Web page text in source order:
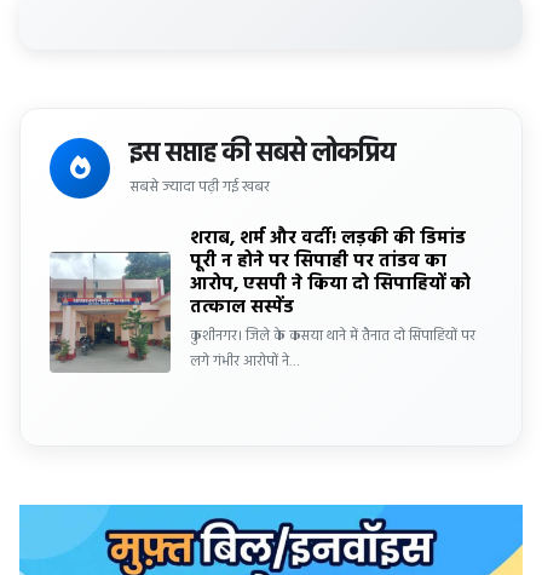
इस सप्ताह की सबसे लोकप्रिय
सबसे ज्यादा पढ़ी गई खबर
शराब, शर्म और वर्दी! लड़की की डिमांड
पूरी न होने पर सिपाही पर तांडव का
आरोप, एसपी ने किया दो सिपाहियों को
तत्काल सस्पेंड
कुशीनगर। जिले के कसया थाने में तैनात दो सिपाहियों पर
लगे गंभीर आरोपों ने…